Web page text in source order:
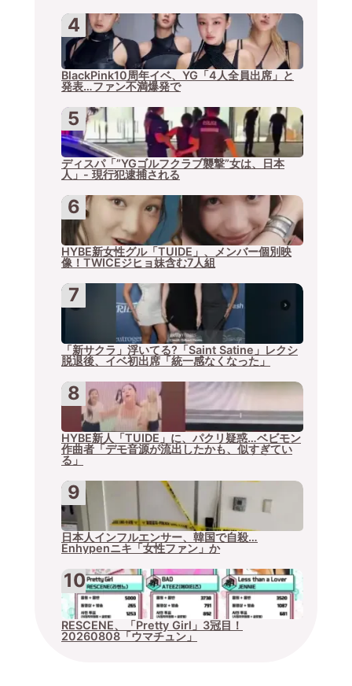
BlackPink10周年イベ、YG「4人全員出席」と
発表…ファン不満爆発で
ディスパ「”YGゴルフクラブ襲撃”女は、日本
人」- 現行犯逮捕される
HYBE新女性グル「TUIDE」、メンバー個別映
像！TWICEジヒョ妹含む7人組
「新サクラ」浮いてる?「Saint Satine」レクシ
脱退後、イベ初出席「統一感なくなった」
HYBE新人「TUIDE」に、パクリ疑惑…ベビモン
作曲者「デモ音源が流出したかも、似すぎてい
る」
日本人インフルエンサー、韓国で自殺…
Enhypenニキ「女性ファン」か
RESCENE、「Pretty Girl」3冠目！
20260808「ウマチュン」